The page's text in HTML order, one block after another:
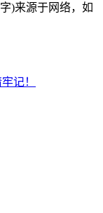
)来源于网络，如
记！